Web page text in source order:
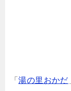
「湯の里おかだ